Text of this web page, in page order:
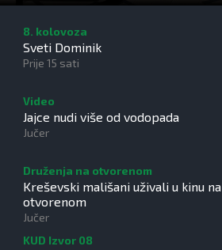
8. kolovoza
Sveti Dominik
Prije 15 sati
Video
Jajce nudi više od vodopada
Jučer
Druženja na otvorenom
Kreševski mališani uživali u kinu na
otvorenom
Jučer
KUD Izvor 08